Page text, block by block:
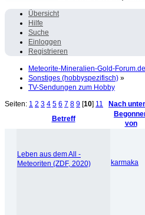
Übersicht
Hilfe
Suche
Einloggen
Registrieren
Meteorite-Mineralien-Gold-Forum.de
Sonstiges (hobbyspezifisch) »
TV-Sendungen zum Hobby
Seiten: 1 2 3 4 5 6 7 8 9 [10] 11
Nach
Betreff
von
Leben aus dem All -
Meteoriten (ZDF, 2020)
karmaka